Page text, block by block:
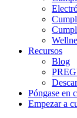
Recursos
Blog
Póngase en
Empezar a